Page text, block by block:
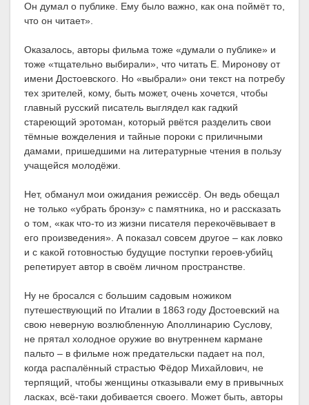
Он думал о публике. Ему было важно, как она поймёт то,
что он читает».
Оказалось, авторы фильма тоже «думали о публике» и
тоже «тщательно выбирали», что читать Е. Миронову от
имени Достоевского. Но «выбрали» они текст на потребу
тех зрителей, кому, быть может, очень хочется, чтобы
главный русский писатель выглядел как гадкий
стареющий эротоман, который рвётся разделить свои
тёмные вожделения и тайные пороки с приличными
дамами, пришедшими на литературные чтения в пользу
учащейся молодёжи.
Нет, обманул мои ожидания режиссёр. Он ведь обещал
не только «убрать бронзу» с памятника, но и рассказать
о том, «как что-то из жизни писателя перекочёвывает в
его произведения». А показал совсем другое – как ловко
и с какой готовностью будущие поступки героев-убийц
репетирует автор в своём личном пространстве.
Ну не бросался с большим садовым ножиком
путешествующий по Италии в 1863 году Достоевский на
свою неверную возлюбленную Аполлинарию Суслову,
не прятал холодное оружие во внутреннем кармане
пальто – в фильме нож предательски падает на пол,
когда распалённый страстью Фёдор Михайлович, не
терпящий, чтобы женщины отказывали ему в привычных
ласках, всё-таки добивается своего. Может быть, авторы